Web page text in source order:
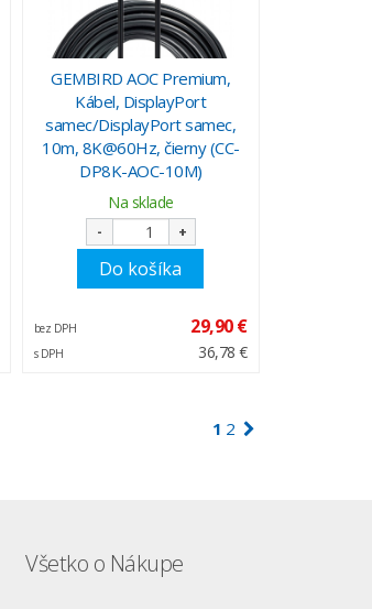
GEMBIRD AOC Premium,
Kábel, DisplayPort
samec/DisplayPort samec,
10m, 8K@60Hz, čierny (CC-
DP8K-AOC-10M)
Na sklade
- +
Do košíka
bez DPH 29,90 €
s DPH 36,78 €
1 2
Všetko o Nákupe